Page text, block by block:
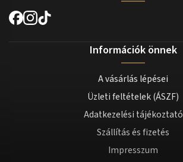
Információk önnek
A vásárlás lépései
Üzleti feltételek (ÁSZF)
Adatkezelési tájékoztató
Szállítás és fizetés
Impresszum